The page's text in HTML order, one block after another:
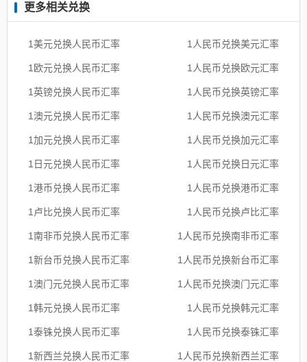
更多相关兑换
1美元兑换人民币汇率 1人民币兑换美元汇率
1欧元兑换人民币汇率 1人民币兑换欧元汇率
1英镑兑换人民币汇率 1人民币兑换英镑汇率
1澳元兑换人民币汇率 1人民币兑换澳元汇率
1加元兑换人民币汇率 1人民币兑换加元汇率
1日元兑换人民币汇率 1人民币兑换日元汇率
1港币兑换人民币汇率 1人民币兑换港币汇率
1卢比兑换人民币汇率 1人民币兑换卢比汇率
1南非币兑换人民币汇率 1人民币兑换南非币汇率
1新台币兑换人民币汇率 1人民币兑换新台币汇率
1澳门元兑换人民币汇率 1人民币兑换澳门元汇率
1韩元兑换人民币汇率 1人民币兑换韩元汇率
1泰铢兑换人民币汇率 1人民币兑换泰铢汇率
1新西兰兑换人民币汇率 1人民币兑换新西兰汇率